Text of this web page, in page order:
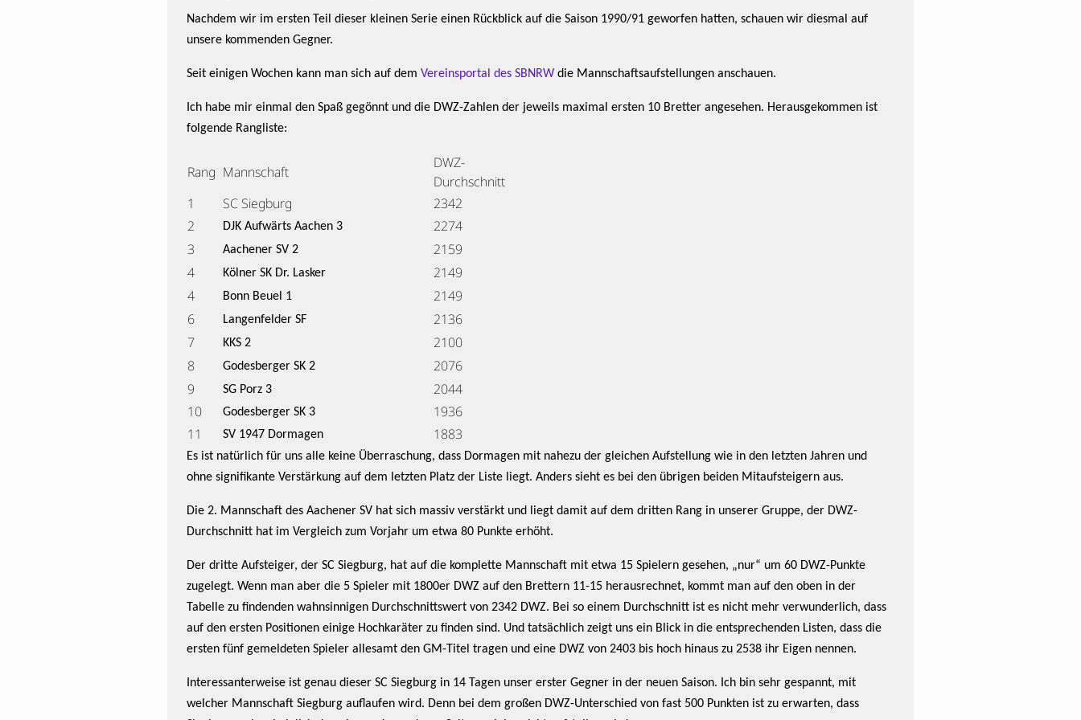
Nachdem wir im ersten Teil dieser kleinen Serie einen Rückblick auf die Saison 1990/91 geworfen hatten, schauen wir diesmal auf
unsere kommenden Gegner.
Seit einigen Wochen kann man sich auf dem Vereinsportal des SBNRW die Mannschaftsaufstellungen anschauen.
Ich habe mir einmal den Spaß gegönnt und die DWZ-Zahlen der jeweils maximal ersten 10 Bretter angesehen. Herausgekommen ist
folgende Rangliste:
Rang Mannschaft
DWZ-
Durchschnitt
1
SC Siegburg
2342
2
DJK Aufwärts Aachen 3
2274
3
Aachener SV 2
2159
4
Kölner SK Dr. Lasker
2149
4
Bonn Beuel 1
2149
6
Langenfelder SF
2136
7
KKS 2
2100
8
Godesberger SK 2
2076
9
SG Porz 3
2044
10
Godesberger SK 3
1936
11
SV 1947 Dormagen 1883
Es ist natürlich für uns alle keine Überraschung, dass Dormagen mit nahezu der gleichen Aufstellung wie in den letzten Jahren und
ohne signifikante Verstärkung auf dem letzten Platz der Liste liegt. Anders sieht es bei den übrigen beiden Mitaufsteigern aus.
Die 2. Mannschaft des Aachener SV hat sich massiv verstärkt und liegt damit auf dem dritten Rang in unserer Gruppe, der DWZ-
Durchschnitt hat im Vergleich zum Vorjahr um etwa 80 Punkte erhöht.
Der dritte Aufsteiger, der SC Siegburg, hat auf die komplette Mannschaft mit etwa 15 Spielern gesehen, „nur“ um 60 DWZ-Punkte
zugelegt. Wenn man aber die 5 Spieler mit 1800er DWZ auf den Brettern 11-15 herausrechnet, kommt man auf den oben in der
Tabelle zu findenden wahnsinnigen Durchschnittswert von 2342 DWZ. Bei so einem Durchschnitt ist es nicht mehr verwunderlich, dass
auf den ersten Positionen einige Hochkaräter zu finden sind. Und tatsächlich zeigt uns ein Blick in die entsprechenden Listen, dass die
ersten fünf gemeldeten Spieler allesamt den GM-Titel tragen und eine DWZ von 2403 bis hoch hinaus zu 2538 ihr Eigen nennen.
Interessanterweise ist genau dieser SC Siegburg in 14 Tagen unser erster Gegner in der neuen Saison. Ich bin sehr gespannt, mit
welcher Mannschaft Siegburg auflaufen wird. Denn bei dem großen DWZ-Unterschied von fast 500 Punkten ist zu erwarten, dass